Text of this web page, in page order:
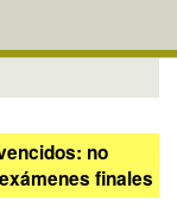
no
finales